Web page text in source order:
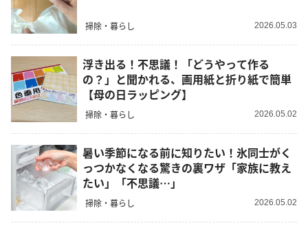
掃除・暮らし 2026.05.03
浮き出る！不思議！「どうやって作る
の？」と聞かれる、画用紙と折り紙で簡単
【母の日ラッピング】
掃除・暮らし 2026.05.02
暑い季節になる前に知りたい！氷同士がく
っつかなくなる驚きの裏ワザ「家族に教え
たい」「不思議…」
掃除・暮らし 2026.05.02